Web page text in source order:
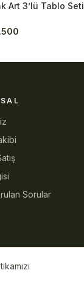
Art 3’lü Tablo
Sorular